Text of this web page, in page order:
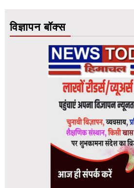
विज्ञापन बॉक्स